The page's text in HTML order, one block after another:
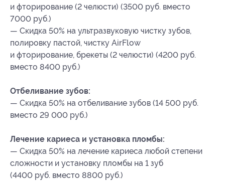
и фторирование (2 челюсти) (3500 руб. вместо
7000 руб.)
— Скидка 50% на ультразвуковую чистку зубов,
полировку пастой, чистку AirFlow
и фторирование, брекеты (2 челюсти) (4200 руб.
вместо 8400 руб.)
Отбеливание зубов:
— Скидка 50% на отбеливание зубов (14 500 руб.
вместо 29 000 руб.)
Лечение кариеса и установка пломбы:
— Скидка 50% на лечение кариеса любой степени
сложности и установку пломбы на 1 зуб
(4400 руб. вместо 8800 руб.)